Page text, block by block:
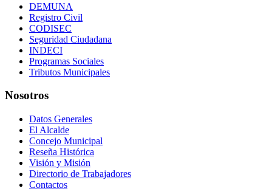
DEMUNA
Registro Civil
CODISEC
Seguridad Ciudadana
INDECI
Programas Sociales
Tributos Municipales
Nosotros
Datos Generales
El Alcalde
Concejo Municipal
Reseña Histórica
Visión y Misión
Directorio de Trabajadores
Contactos